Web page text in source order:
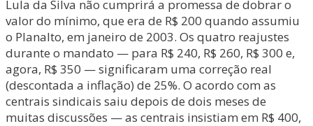
Lula da Silva não cumprirá a promessa de dobrar o
valor do mínimo, que era de R$ 200 quando assumiu
o Planalto, em janeiro de 2003. Os quatro reajustes
durante o mandato — para R$ 240, R$ 260, R$ 300 e,
agora, R$ 350 — significaram uma correção real
(descontada a inflação) de 25%. O acordo com as
centrais sindicais saiu depois de dois meses de
muitas discussões — as centrais insistiam em R$ 400,